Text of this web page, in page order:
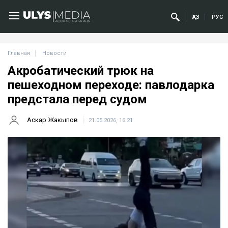
ҚАЗ РУС
Главная Новости
Акробатический трюк на
пешеходном переходе: павлодарка
предстала перед судом
Аскар Жакыпов 21.05.2026, 16:21